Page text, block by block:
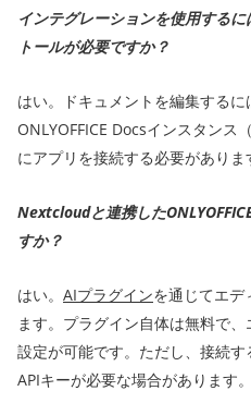
インテグレーションを使用するに
トールが必要ですか？
はい。ドキュメントを編集する
ONLYOFFICE Docsインスタンス（
にアプリを接続する必要がありま
Nextcloudと連携した
すか？
はい。 AIプラグインを通じてエデ
ます。プラグイン自体は無料で
設定が可能です。ただし、接続
APIキーが必要な場合があります。